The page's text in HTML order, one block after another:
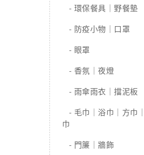
- 環保餐具｜野餐墊
- 防疫小物｜口罩
- 眼罩
- 香氛｜夜燈
- 雨傘雨衣｜擋泥板
- 毛巾｜浴巾｜方巾
巾
- 門簾｜牆飾